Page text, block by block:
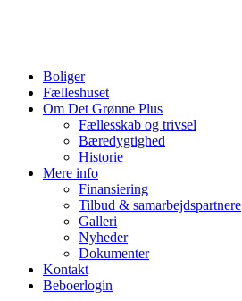
Boliger
Fælleshuset
Om Det Grønne Plus
Fællesskab og trivsel
Bæredygtighed
Historie
Mere info
Finansiering
Tilbud & samarbejdspartnere
Galleri
Nyheder
Dokumenter
Kontakt
Beboerlogin